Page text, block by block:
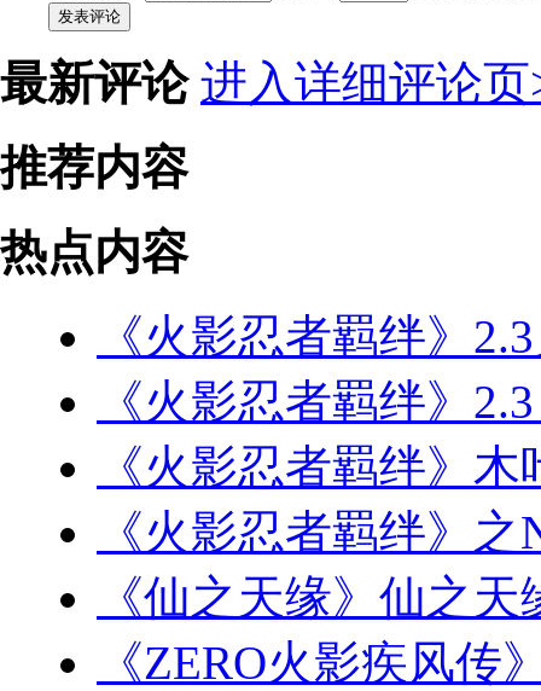
发表评论
最新评论 进入详细评论页
推荐内容
热点内容
《火影忍者羁绊》
《火影忍者羁绊》
《火影忍者羁绊》
《火影忍者羁绊》之
《仙之天缘》仙之
《ZERO火影疾风传